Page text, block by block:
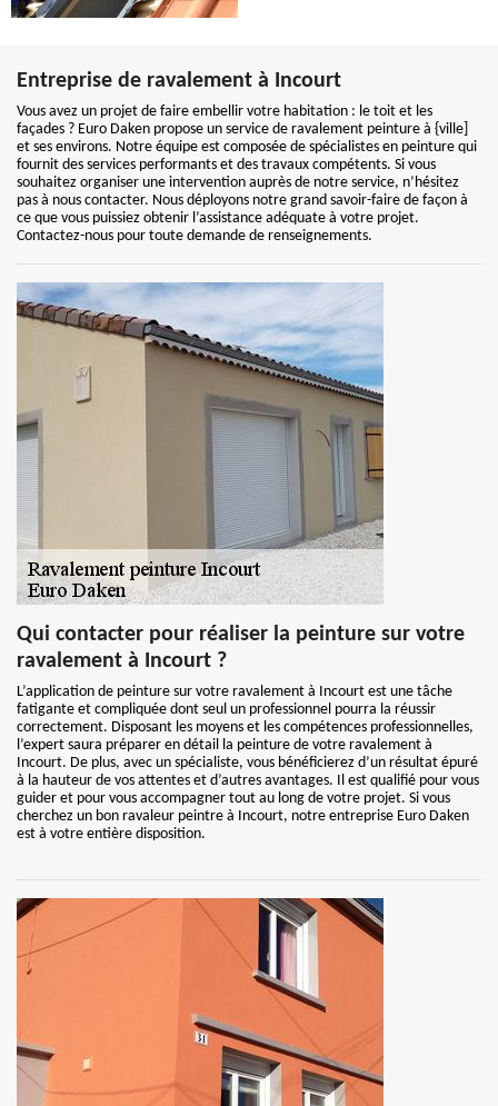
Entreprise de ravalement à Incourt
Vous avez un projet de faire embellir votre habitation : le toit et les
façades ? Euro Daken propose un service de ravalement peinture à {ville]
et ses environs. Notre équipe est composée de spécialistes en peinture qui
fournit des services performants et des travaux compétents. Si vous
souhaitez organiser une intervention auprès de notre service, n’hésitez
pas à nous contacter. Nous déployons notre grand savoir-faire de façon à
ce que vous puissiez obtenir l’assistance adéquate à votre projet.
Contactez-nous pour toute demande de renseignements.
Qui contacter pour réaliser la peinture sur votre
ravalement à Incourt ?
L’application de peinture sur votre ravalement à Incourt est une tâche
fatigante et compliquée dont seul un professionnel pourra la réussir
correctement. Disposant les moyens et les compétences professionnelles,
l’expert saura préparer en détail la peinture de votre ravalement à
Incourt. De plus, avec un spécialiste, vous bénéficierez d’un résultat épuré
à la hauteur de vos attentes et d’autres avantages. Il est qualifié pour vous
guider et pour vous accompagner tout au long de votre projet. Si vous
cherchez un bon ravaleur peintre à Incourt, notre entreprise Euro Daken
est à votre entière disposition.